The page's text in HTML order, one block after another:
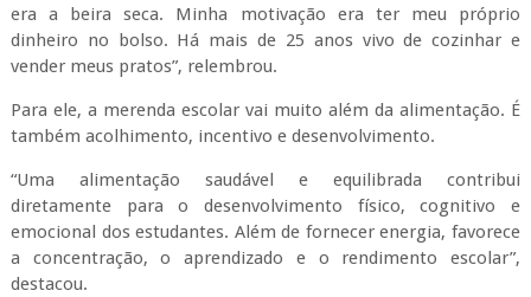
era a beira seca. Minha motivação era ter meu próprio
dinheiro no bolso. Há mais de 25 anos vivo de cozinhar e
vender meus pratos”, relembrou.
Para ele, a merenda escolar vai muito além da alimentação. É
também acolhimento, incentivo e desenvolvimento.
“Uma alimentação saudável e equilibrada contribui
diretamente para o desenvolvimento físico, cognitivo e
emocional dos estudantes. Além de fornecer energia, favorece
a concentração, o aprendizado e o rendimento escolar”,
destacou.